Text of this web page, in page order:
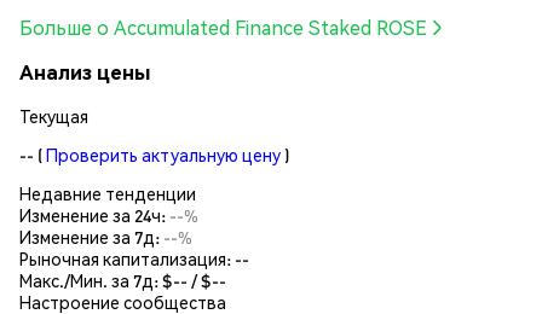
Больше о Accumulated Finance Staked ROSE
Анализ цены
Текущая
-- (Проверить актуальную цену )
Недавние тенденции
Изменение за 24ч: --%
Изменение за 7д: --%
Рыночная капитализация: --
Макс./Мин. за 7д: $-- / $--
Настроение сообщества